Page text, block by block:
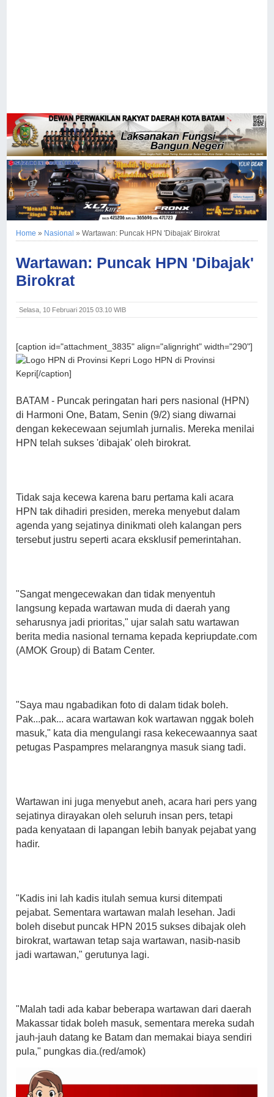
Home » Nasional »Wartawan: Puncak HPN 'Dibajak' Birokrat
Wartawan: Puncak HPN 'Dibajak'
Birokrat
Selasa, 10 Februari 2015 03.10 WIB
[caption id="attachment_3835" align="alignright" width="290"]
Logo HPN di Provinsi
Kepri[/caption]
BATAM - Puncak peringatan hari pers nasional (HPN)
di Harmoni One, Batam, Senin (9/2) siang diwarnai
dengan kekecewaan sejumlah jurnalis. Mereka menilai
HPN telah sukses 'dibajak' oleh birokrat.
Tidak saja kecewa karena baru pertama kali acara
HPN tak dihadiri presiden, mereka menyebut dalam
agenda yang sejatinya dinikmati oleh kalangan pers
tersebut justru seperti acara eksklusif pemerintahan.
"Sangat mengecewakan dan tidak menyentuh
langsung kepada wartawan muda di daerah yang
seharusnya jadi prioritas," ujar salah satu wartawan
berita media nasional ternama kepada kepriupdate.com
(AMOK Group) di Batam Center.
"Saya mau ngabadikan foto di dalam tidak boleh.
Pak...pak... acara wartawan kok wartawan nggak boleh
masuk," kata dia mengulangi rasa kekecewaannya saat
petugas Paspampres melarangnya masuk siang tadi.
Wartawan ini juga menyebut aneh, acara hari pers yang
sejatinya dirayakan oleh seluruh insan pers, tetapi
pada kenyataan di lapangan lebih banyak pejabat yang
hadir.
"Kadis ini lah kadis itulah semua kursi ditempati
pejabat. Sementara wartawan malah lesehan. Jadi
boleh disebut puncak HPN 2015 sukses dibajak oleh
birokrat, wartawan tetap saja wartawan, nasib-nasib
jadi wartawan," gerutunya lagi.
"Malah tadi ada kabar beberapa wartawan dari daerah
Makassar tidak boleh masuk, sementara mereka sudah
jauh-jauh datang ke Batam dan memakai biaya sendiri
pula," pungkas dia.(red/amok)